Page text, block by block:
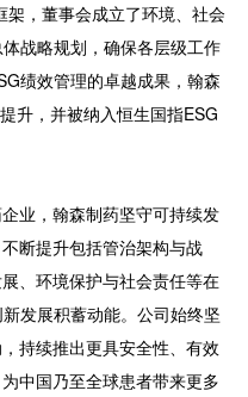
，董事会成立了环境、社会
战略规划，确保各层级工作
绩效管理的卓越成果，翰森
升，并被纳入恒生国指ESG
业，翰森制药坚守可持续发
断提升包括管治架构与战
、环境保护与社会责任等在
发展积蓄动能。公司始终坚
持续推出更具安全性、有效
中国乃至全球患者带来更多